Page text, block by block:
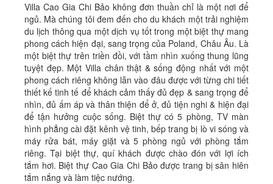
Villa Cao Gia Chi Bảo không đơn thuần chỉ là một nơi để
ngủ. Mà chúng tôi đem đến cho du khách một trải nghiệm
du lịch thông qua một dịch vụ tốt trong một biệt thự mang
phong cách hiện đại, sang trọng của Poland, Châu Âu. Là
một biệt thự trên triền đồi, với tầm nhìn xuống thung lũng
tuyệt đẹp. Một Villa chân thật & sống động nhất với một
phong cách riêng không lẫn vào đâu được với từng chi tiết
thiết kế tinh tế để khách cảm thấy đủ đẹp & sang trọng để
nhìn, đủ ấm áp và thân thiện để ở, đủ tiện nghi & hiện đại
để tận hưởng cuộc sống. Biệt thự có 5 phòng, TV màn
hình phẳng cài đặt kênh vệ tinh, bếp trang bị lò vi sóng và
máy rửa bát, máy giặt và 5 phòng ngủ với phòng tắm
riêng. Tại biệt thự, quí khách được chào đón với lợi ích
tắm hơi. Biệt thự Cao Gia Chi Bảo được trang bị sân hiên
tắm nắng và làm tiệc nướng.